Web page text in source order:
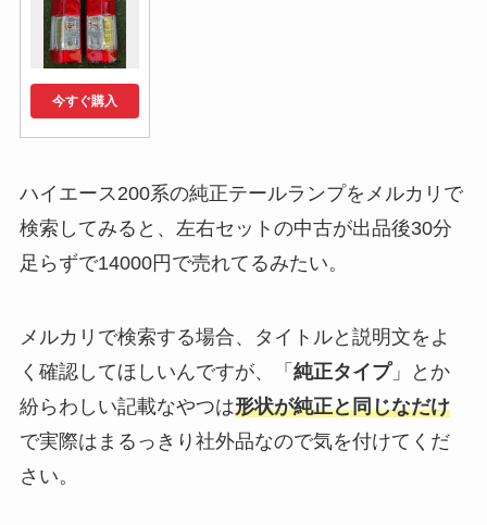
今すぐ購入
ハイエース200系の純正テールランプをメルカリで
検索してみると、左右セットの中古が出品後30分
足らずで14000円で売れてるみたい。
メルカリで検索する場合、タイトルと説明文をよ
く確認してほしいんですが、「 純正タイプ」とか
紛らわしい記載なやつは形状が純正と同じなだけ
で実際はまるっきり社外品なので気を付けてくだ
さい。